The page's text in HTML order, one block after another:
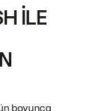
ILE
boyunca